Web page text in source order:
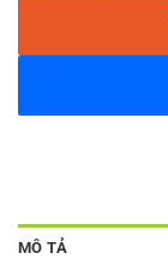
MÔ TẢ